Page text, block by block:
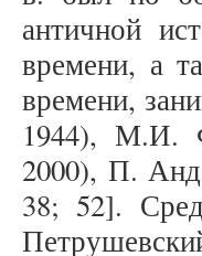
античной
времени, а
времени,
1944), М.И.
2000), П.
38; 52].